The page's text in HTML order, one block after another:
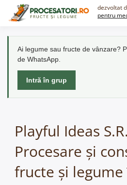
dezvoltat
pentru
Ai legume sau fructe de vânzare?
de WhatsApp.
Intră în grup
Playful Ideas
Procesare și
fructe și